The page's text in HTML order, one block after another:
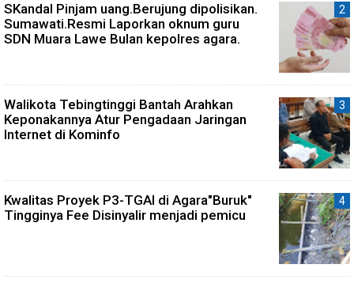
SKandal Pinjam uang.Berujung dipolisikan.
Sumawati.Resmi Laporkan oknum guru
SDN Muara Lawe Bulan kepolres agara.
Walikota Tebingtinggi Bantah Arahkan
Keponakannya Atur Pengadaan Jaringan
Internet di Kominfo
Kwalitas Proyek P3-TGAI di Agara"Buruk"
Tingginya Fee Disinyalir menjadi pemicu